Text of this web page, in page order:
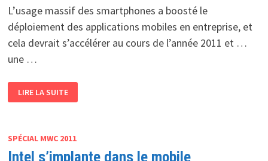
L’usage massif des smartphones a boosté le
déploiement des applications mobiles en entreprise, et
cela devrait s’accélérer au cours de l’année 2011 et …
une …
APPLICATIONS
MOBILES
L’ENTREPRISE
UNE
LIRE LA SUITE
SPÉCIAL MWC 2011
Intel s’implante dans le mobile